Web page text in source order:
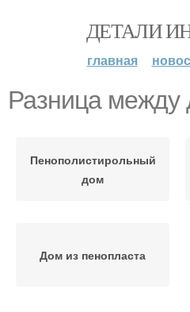
ДЕТАЛИ
главная
Разница
Пенополистирольный
дом
Дом из пенопласта